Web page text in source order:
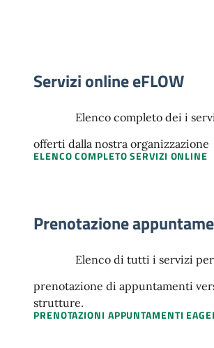
Servizi online eFLOW
Elenco completo dei i
offerti dalla nostra organizzazione
ELENCO COMPLETO SERVIZI ONLINE
Prenotazione
Elenco di tutti i servizi
prenotazione di appuntamenti
strutture.
PRENOTAZIONI APPUNTAMENTI